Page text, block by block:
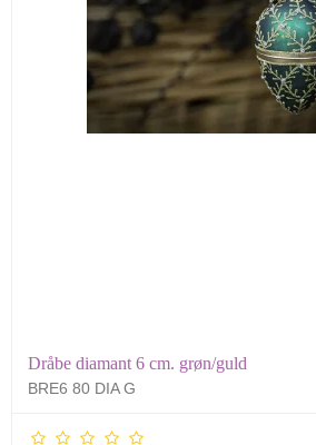
Dråbe diamant 6 cm. grøn/guld
BRE6 80 DIA G